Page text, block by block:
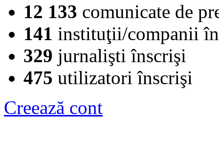
12 133 comunicate de
141 instituţii/companii
329 jurnalişti înscrişi
475 utilizatori înscrişi
Creează cont